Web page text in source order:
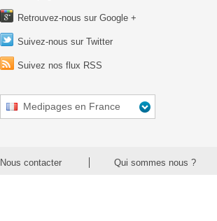
Retrouvez-nous sur Google +
Suivez-nous sur Twitter
Suivez nos flux RSS
Medipages en France
Nous contacter Qui sommes nous ?